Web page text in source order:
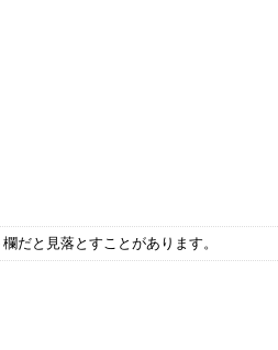
だと見落とすことがあります。